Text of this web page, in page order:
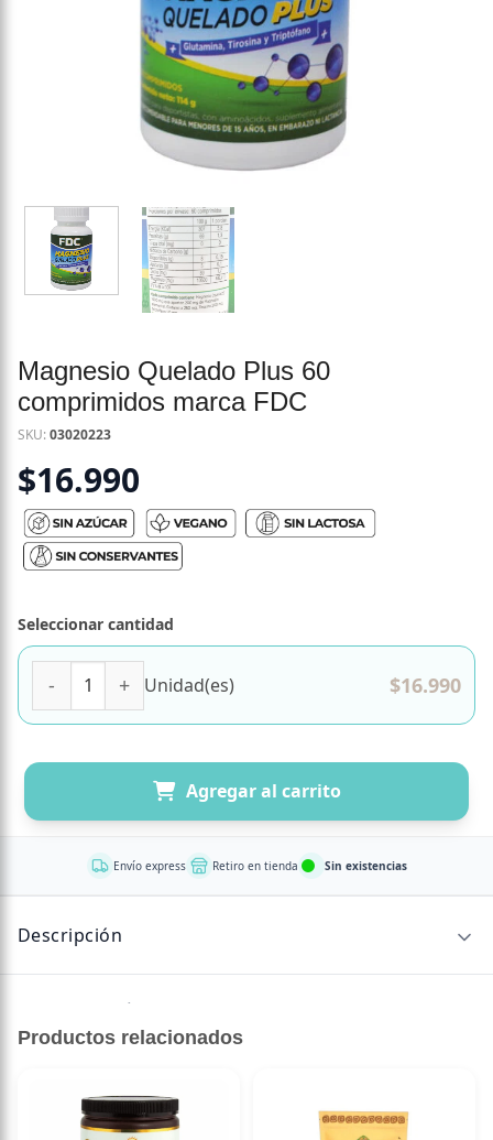
Magnesio Quelado Plus 60
comprimidos marca FDC
SKU:03020223
$16.990
Seleccionar cantidad
Unidad(es) $16.990
Agregar al carrito
Envío express Retiro en tienda Sin existencias
Descripción
Sin descripción disponible.
Productos relacionados